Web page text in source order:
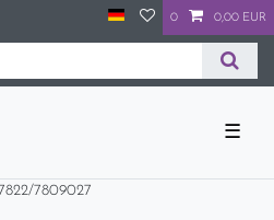
0 0,00 EUR
☰
7809027